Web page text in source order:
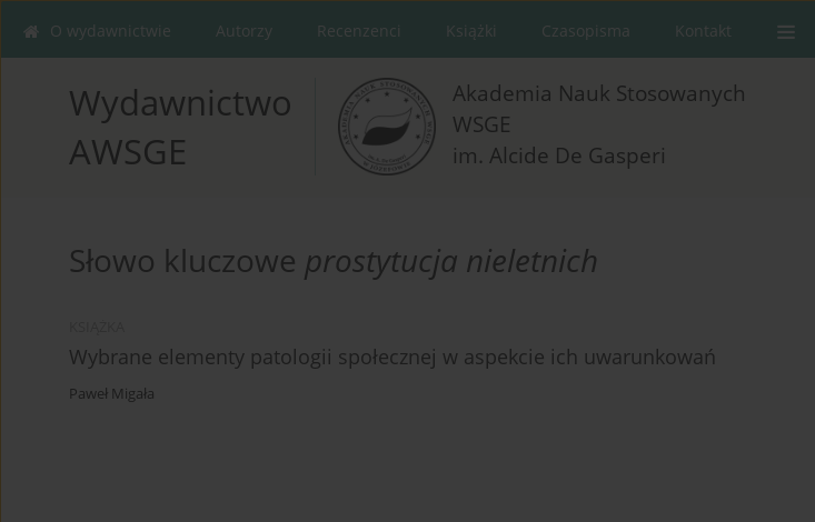
O wydawnictwie Autorzy Recenzenci Książki Czasopisma Kontakt
Wydawnictwo
AWSGE
Akademia Nauk Stosowanych
WSGE
im. Alcide De Gasperi
Słowo kluczowe prostytucja nieletnich
Wybrane elementy patologii społecznej w aspekcie ich uwarunkowań
Paweł Migała